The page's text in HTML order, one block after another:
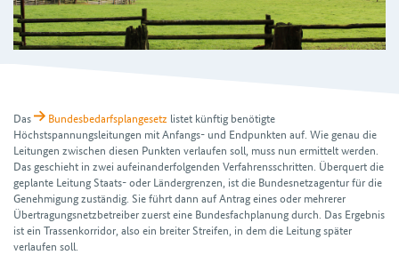
Das Bundesbedarfsplangesetz listet künftig benötigte
Höchstspannungsleitungen mit Anfangs- und Endpunkten auf. Wie genau die
Leitungen zwischen diesen Punkten verlaufen soll, muss nun ermittelt werden.
Das geschieht in zwei aufeinanderfolgenden Verfahrensschritten. Überquert die
geplante Leitung Staats- oder Ländergrenzen, ist die Bundesnetzagentur für die
Genehmigung zuständig. Sie führt dann auf Antrag eines oder mehrerer
Übertragungsnetzbetreiber zuerst eine Bundesfachplanung durch. Das Ergebnis
ist ein Trassenkorridor, also ein breiter Streifen, in dem die Leitung später
verlaufen soll.